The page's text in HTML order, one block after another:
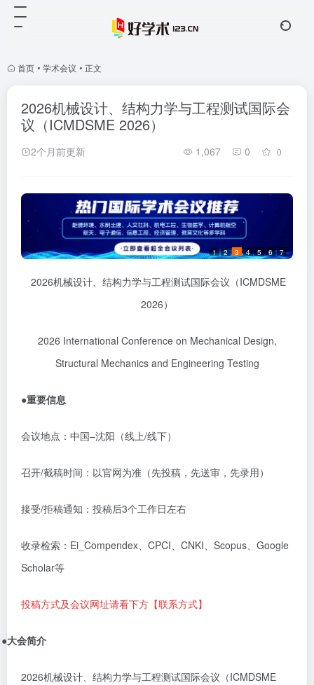
首页 • 学术会议 • 正文
2026机械设计、结构力学与工程测试国际会
议（ICMDSME 2026）
2个月前更新 1,067 0 0
1 2 3 4 5 6 7
2026机械设计、结构力学与工程测试国际会议（ICMDSME
2026）
2026 International Conference on Mechanical Design,
Structural Mechanics and Engineering Testing
●重要信息
会议地点：中国–沈阳（线上/线下）
召开/截稿时间：以官网为准（先投稿，先送审，先录用）
接受/拒稿通知：投稿后3个工作日左右
收录检索： Ei_Compendex、 CPCI、 CNKI、 Scopus、 Google
Scholar等
投稿方式及会议网址请看下方【联系方式】
●大会简介
2026机械设计、结构力学与工程测试国际会议（ICMDSME